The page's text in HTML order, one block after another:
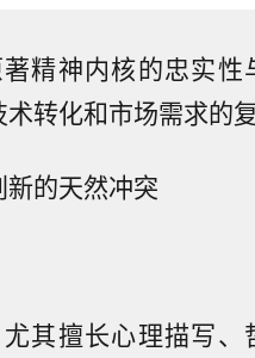
精神内核的忠实性
转化和市场需求的复
的天然冲突
其擅长心理描写、